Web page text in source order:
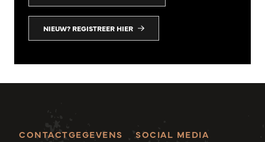
NIEUW? REGISTREER HIER
CONTACTGEGEVENS
SOCIAL MEDIA